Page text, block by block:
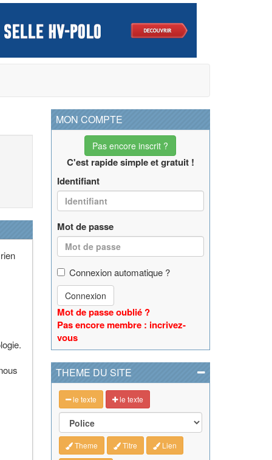
MON COMPTE
Pas encore inscrit ?
C'est rapide simple et gratuit !
Identifiant
Mot de passe
Connexion automatique ?
Connexion
Mot de passe oublié ?
Pas encore membre : incrivez-
vous
THEME DU SITE
le texte le texte
Theme Titre Lien